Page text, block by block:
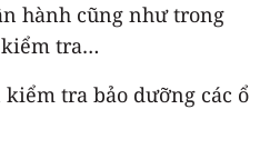
hành cũng như trong
tra…